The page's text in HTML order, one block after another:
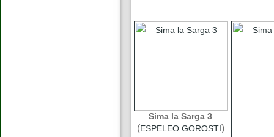
Sima la Sarga 3
(ESPELEO GOROSTI)